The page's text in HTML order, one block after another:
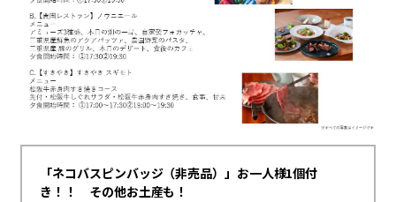
「ネコバスピンバッジ（非売品）」お一人様1個付
き！！ その他お土産も！